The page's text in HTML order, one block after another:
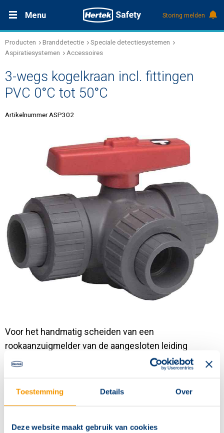
Toestemming Details Over
Deze website maakt gebruik van cookies
Menu
Oplossingen
Producten
Over Hertek
Werken bij Hertek
Contact
Storing melden
Productdocumentatie (DMS)
+31 (0)495 584111
Producten Branddetectie
Speciale detectiesystemen
Aspiratiesystemen
Accessoires
3-wegs kogelkraan incl. fittingen
PVC 0°C tot 50°C
Artikelnummer ASP302
Voor het handmatig scheiden van een
rookaanzuigmelder van de aangesloten leiding
systeem tijdens een ontluchtingsproces
Bedrijfstemperatuurbereik 0 °C tot +50 °C
Lengte 131 mm
Bedrijfsdruk Max. 10 bar